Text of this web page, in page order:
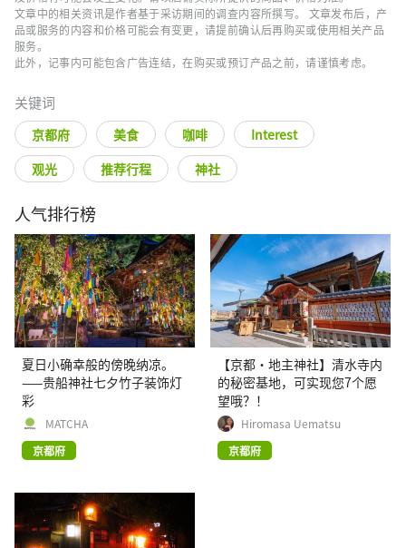
文章中的相关资讯是作者基于采访期间的调查内容所撰写。 文章发布后，产
品或服务的内容和价格可能会有变更，请提前确认后再购买或使用相关产品
服务。
此外，记事内可能包含广告连结，在购买或预订产品之前，请谨慎考虑。
关键词
京都府 美食 咖啡
Interest
观光
推荐行程 神社
人气排行榜
夏日小确幸般的傍晚纳凉。
——贵船神社七夕竹子装饰灯
彩
MATCHA
京都府
【京都·地主神社】清水寺内
的秘密基地，可实现您7个愿
望哦？！
Hiromasa Uematsu
京都府